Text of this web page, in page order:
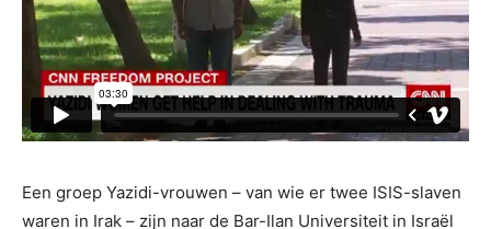
Een groep Yazidi-vrouwen – van wie er twee ISIS-slaven
waren in Irak – zijn naar de Bar-Ilan Universiteit in Israël